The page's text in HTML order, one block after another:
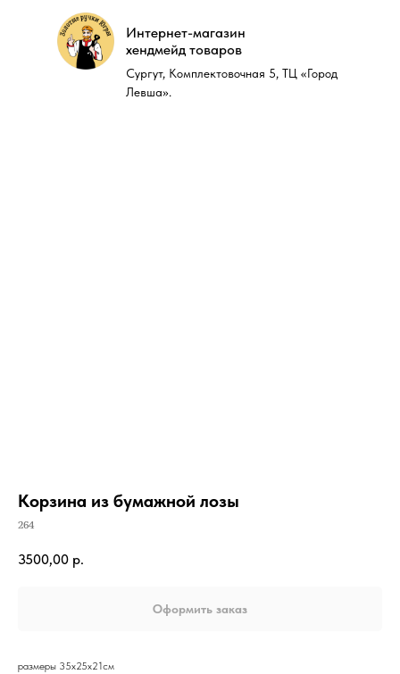
Интернет-магазин
хендмейд товаров
Сургут, Комплектовочная 5, ТЦ «Город
Левша».
Интернет-магазин
хендмейд товаров
Сургут, Комплектовочная 5, ТЦ «Город
Левша».
Корзина из бумажной лозы
264
3500,00 р.
Оформить заказ
размеры 35х25х21см